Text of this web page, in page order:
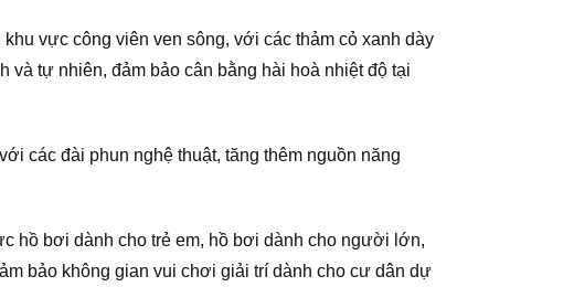
vực công viên ven sông, với các thảm cỏ xanh dày
tự nhiên, đảm bảo cân bằng hài hoà nhiệt độ tại
các đài phun nghệ thuật, tăng thêm nguồn năng
hồ bơi dành cho trẻ em, hồ bơi dành cho người lớn,
bảo không gian vui chơi giải trí dành cho cư dân dự